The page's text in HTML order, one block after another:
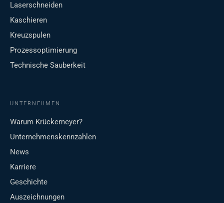
Laserschneiden
Kaschieren
Kreuzspulen
Prozessoptimierung
Technische Sauberkeit
UNTERNEHMEN
Warum Krückemeyer?
Unternehmenskennzahlen
News
Karriere
Geschichte
Auszeichnungen